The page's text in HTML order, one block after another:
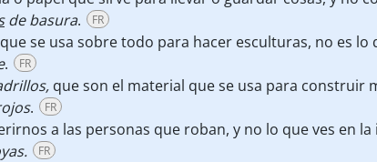
de basura. FR
se usa sobre todo para hacer esculturas, no es lo
. FR
que son el material que se usa para construir
. FR
a las personas que roban, y no lo que ves en la
FR